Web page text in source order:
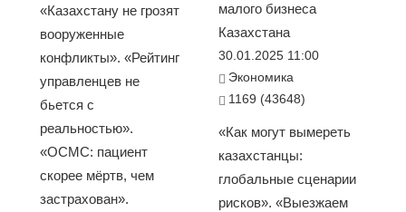
«Казахстану не грозят
вооруженные
конфликты». «Рейтинг
управленцев не
бьется с
реальностью».
«ОСМС: пациент
скорее мёртв, чем
застрахован».
малого бизнеса
Казахстана
30.01.2025 11:00
Экономика
1169 (43648)
«Как могут вымереть
казахстанцы:
глобальные сценарии
рисков». «Выезжаем